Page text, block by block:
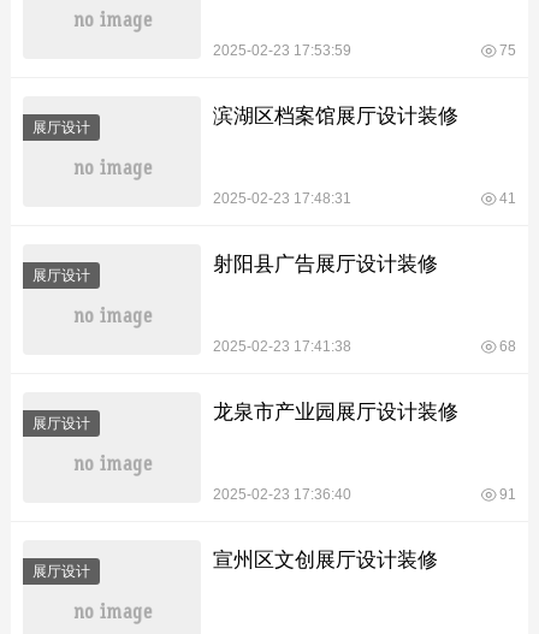
2025-02-23 17:53:59 75
展厅设计 滨湖区档案馆展厅设计装修
2025-02-23 17:48:31 41
展厅设计 射阳县广告展厅设计装修
2025-02-23 17:41:38 68
展厅设计 龙泉市产业园展厅设计装修
2025-02-23 17:36:40 91
展厅设计 宣州区文创展厅设计装修